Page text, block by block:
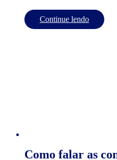
Continue lendo
Como falar as